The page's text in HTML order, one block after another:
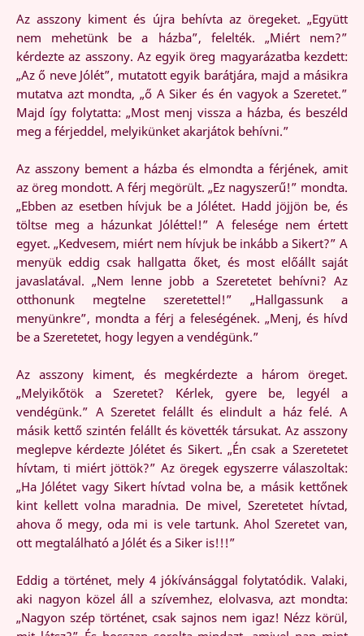
Az asszony kiment és újra behívta az öregeket. „Együtt
nem mehetünk be a házba”, felelték. „Miért nem?”
kérdezte az asszony. Az egyik öreg magyarázatba kezdett:
„Az ő neve Jólét”, mutatott egyik barátjára, majd a másikra
mutatva azt mondta, „ő A Siker és én vagyok a Szeretet.”
Majd így folytatta: „Most menj vissza a házba, és beszéld
meg a férjeddel, melyikünket akarjátok behívni.”
Az asszony bement a házba és elmondta a férjének, amit
az öreg mondott. A férj megörült. „Ez nagyszerű!” mondta.
„Ebben az esetben hívjuk be a Jólétet. Hadd jöjjön be, és
töltse meg a házunkat Jóléttel!” A felesége nem értett
egyet. „Kedvesem, miért nem hívjuk be inkább a Sikert?” A
menyük eddig csak hallgatta őket, és most előállt saját
javaslatával. „Nem lenne jobb a Szeretetet behívni? Az
otthonunk megtelne szeretettel!” „Hallgassunk a
menyünkre”, mondta a férj a feleségének. „Menj, és hívd
be a Szeretetet, hogy legyen a vendégünk.”
Az asszony kiment, és megkérdezte a három öreget.
„Melyikőtök a Szeretet? Kérlek, gyere be, legyél a
vendégünk.” A Szeretet felállt és elindult a ház felé. A
másik kettő szintén felállt és követték társukat. Az asszony
meglepve kérdezte Jólétet és Sikert. „Én csak a Szeretetet
hívtam, ti miért jöttök?” Az öregek egyszerre válaszoltak:
„Ha Jólétet vagy Sikert hívtad volna be, a másik kettőnek
kint kellett volna maradnia. De mivel, Szeretetet hívtad,
ahova ő megy, oda mi is vele tartunk. Ahol Szeretet van,
ott megtalálható a Jólét és a Siker is!!!”
Eddig a történet, mely 4 jókívánsággal folytatódik. Valaki,
aki nagyon közel áll a szívemhez, elolvasva, azt mondta:
„Nagyon szép történet, csak sajnos nem igaz! Nézz körül,